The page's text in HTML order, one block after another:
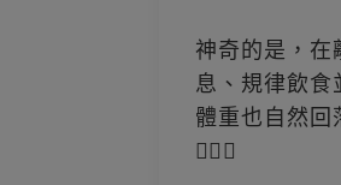
神奇的是，
息、規律飲食
體重也自然回
🏃‍♀️✨